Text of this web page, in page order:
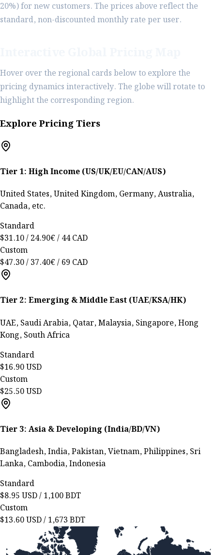
20%) for new customers. The prices above reflect the
standard, non-discounted monthly rate per user.
Hover over the regional cards below to explore the
pricing dynamics interactively. The globe will rotate to
highlight the corresponding region.
Explore Pricing Tiers
Tier 1: High Income (US/UK/EU/CAN/AUS)
United States, United Kingdom, Germany, Australia,
Canada, etc.
Standard
$31.10 / 24.90€ / 44 CAD
Custom
$47.30 / 37.40€ / 69 CAD
Tier 2: Emerging & Middle East (UAE/KSA/HK)
UAE, Saudi Arabia, Qatar, Malaysia, Singapore, Hong
Kong, South Africa
Standard
$16.90 USD
Custom
$25.50 USD
Tier 3: Asia & Developing (India/BD/VN)
Bangladesh, India, Pakistan, Vietnam, Philippines, Sri
Lanka, Cambodia, Indonesia
Standard
$8.95 USD / 1,100 BDT
Custom
$13.60 USD / 1,673 BDT